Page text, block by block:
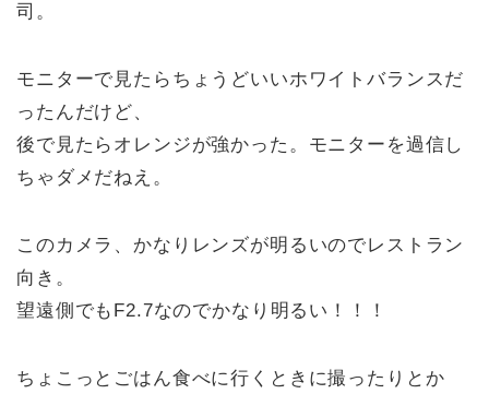
司。
モニターで見たらちょうどいいホワイトバランスだ
ったんだけど、
後で見たらオレンジが強かった。モニターを過信し
ちゃダメだねえ。
このカメラ、かなりレンズが明るいのでレストラン
向き。
望遠側でもF2.7なのでかなり明るい！！！
ちょこっとごはん食べに行くときに撮ったりとか